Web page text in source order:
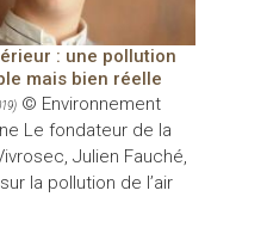
: une pollution
mais bien réelle
© Environnement
Le fondateur de la
Julien Fauché,
la pollution de l’air